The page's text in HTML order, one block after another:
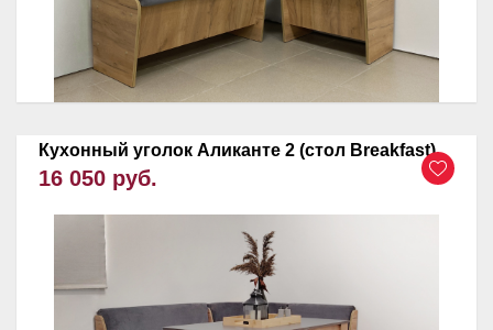
Кухонный уголок Аликанте 2 (стол Breakfast)
16 050 руб.